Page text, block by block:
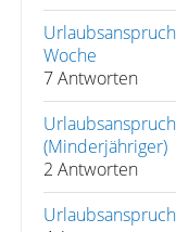
Woche
7 Antworten
(Minderjähriger)
2 Antworten